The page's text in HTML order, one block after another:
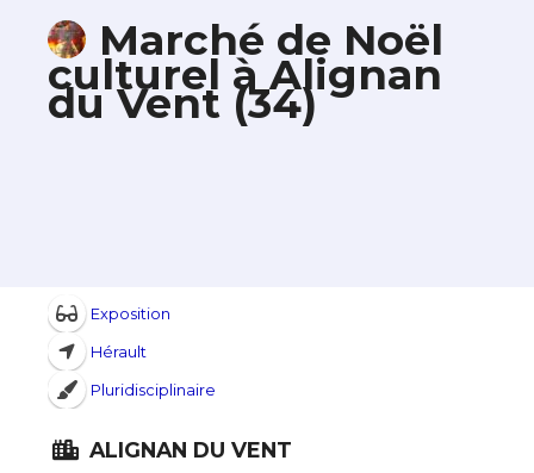
Marché de Noël
culturel à Alignan
du Vent (34)
Exposition
Hérault
Pluridisciplinaire
ALIGNAN DU VENT